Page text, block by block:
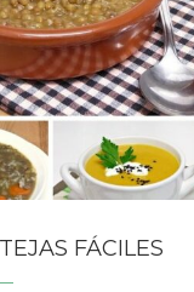
FÁCILES